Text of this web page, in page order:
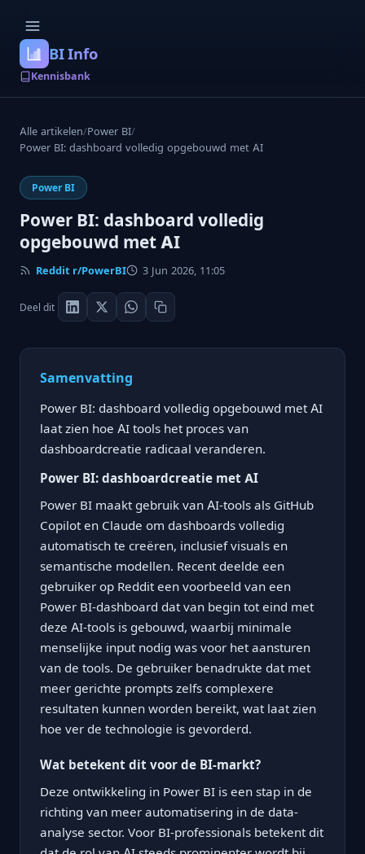
BI Info
Kennisbank
Alle artikelen/Power BI/
Power BI: dashboard volledig opgebouwd met AI
Power BI
Power BI: dashboard volledig
opgebouwd met AI
Reddit r/PowerBI 3 Jun 2026, 11:05
Deel dit
Samenvatting
Power BI: dashboard volledig opgebouwd met AI
laat zien hoe AI tools het proces van
dashboardcreatie radicaal veranderen.
Power BI: dashboardcreatie met AI
Power BI maakt gebruik van AI-tools als GitHub
Copilot en Claude om dashboards volledig
automatisch te creëren, inclusief visuals en
semantische modellen. Recent deelde een
gebruiker op Reddit een voorbeeld van een
Power BI-dashboard dat van begin tot eind met
deze AI-tools is gebouwd, waarbij minimale
menselijke input nodig was voor het aansturen
van de tools. De gebruiker benadrukte dat met
meer gerichte prompts zelfs complexere
resultaten kunnen worden bereikt, wat laat zien
hoe ver de technologie is gevorderd.
Wat betekent dit voor de BI-markt?
Deze ontwikkeling in Power BI is een stap in de
richting van meer automatisering in de data-
analyse sector. Voor BI-professionals betekent dit